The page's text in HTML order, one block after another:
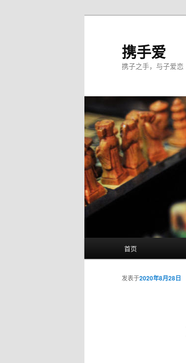
携手爱
携子之手，与子爱恋
首页
发表于2020年8月28日